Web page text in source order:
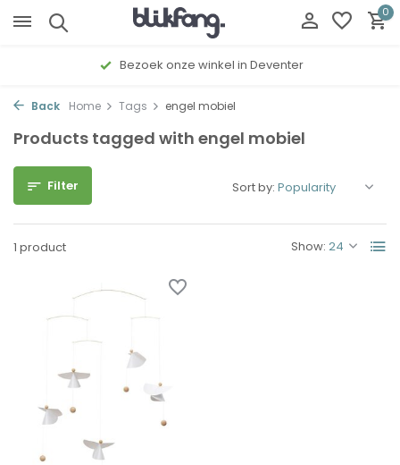
0
Bezoek onze winkel in Deventer
Back Home Tags engel mobiel
Products tagged with engel mobiel
Filter
1 product Show:
Sort by: